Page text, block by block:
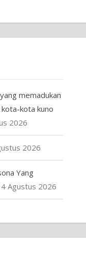
memadukan
kota kuno
2026
2026
Yang
4 Agustus 2026